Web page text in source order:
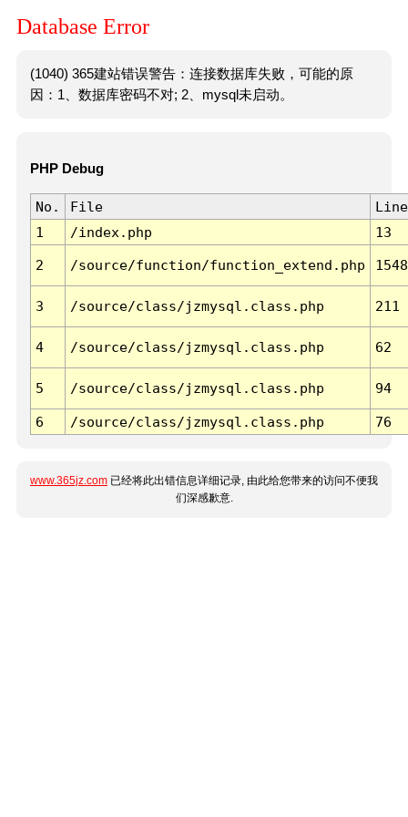
Database Error
(1040) 365建站错误警告：连接数据库失败，可能的原
因：1、数据库密码不对; 2、mysql未启动。
PHP Debug
No. File
Line
1
/index.php 13
2 /source/function/function_extend.php 1548
3 /source/class/jzmysql.class.php 211
4 /source/class/jzmysql.class.php 62
5 /source/class/jzmysql.class.php 94
6 /source/class/jzmysql.class.php 76
www.365jz.com 已经将此出错信息详细记录, 由此给您带来的访问不便我
们深感歉意.